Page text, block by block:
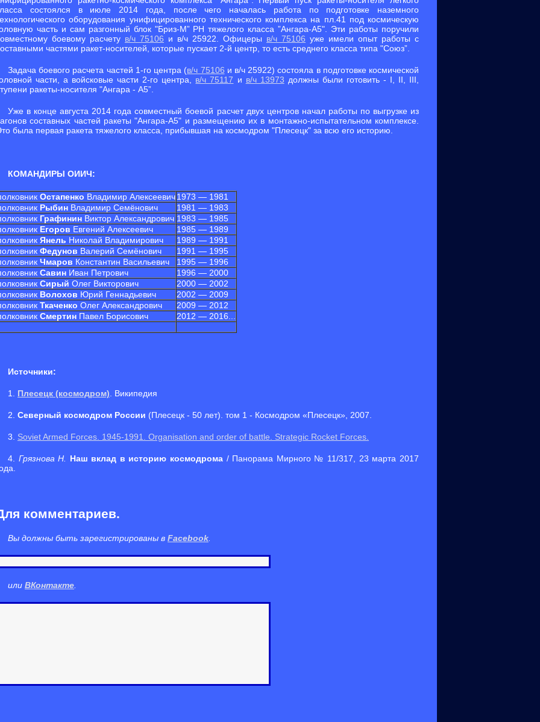
состоялся в июле 2014 года, после чего началась работа по подготовке наземного
оборудования унифицированного технического комплекса на пл.41 под космическую
часть и сам разгонный блок "Бриз-М” РН тяжелого класса ”Ангара-А5". Эти работы поручили
боевому расчету в/ч 75106 и в/ч 25922. Офицеры в/ч 75106 уже имели опыт работы с
частями ракет-носителей, которые пускает 2-й центр, то есть среднего класса типа "Союз”.
Задача боевого расчета частей 1-го центра (в/ч 75106 и в/ч 25922) состояла в подготовке космической
части, а войсковые части 2-го центра, в/ч 75117 и в/ч 13973 должны были готовить - I, II, III,
ракеты-носителя "Ангара - А5”.
Уже в конце августа 2014 года совместный боевой расчет двух центров начал работы по выгрузке из
составных частей ракеты "Ангара-А5" и размещению их в монтажно-испытательном комплексе.
была первая ракета тяжелого класса, прибывшая на космодром "Плесецк" за всю его историю.
КОМАНДИРЫ ОИИЧ:
Остапенко Владимир Алексеевич1973 — 1981
Рыбин Владимир Семёнович
1981 — 1983
Графинин Виктор Александрович 1983 — 1985
Егоров Евгений Алексеевич
1985 — 1989
Янель Николай Владимирович
1989 — 1991
Федунов Валерий Семёнович
1991 — 1995
Чмаров Константин Васильевич
1995 — 1996
Савин Иван Петрович
1996 — 2000
Сирый Олег Викторович
2000 — 2002
Волохов Юрий Геннадьевич
2002 — 2009
Ткаченко Олег Александрович
2009 — 2012
Смертин Павел Борисович 2012 — 2016...
Источники:
1. Плесецк (космодром) . Википедия
2. Северный космодром России (Плесецк - 50 лет). том 1 - Космодром «Плесецк», 2007.
3. Soviet Armed Forces. 1945-1991. Organisation and order of battle. Strategic Rocket Forces.
4. Грязнова Н. Наш вклад в историю космодрома/ Панорама Мирного № 11/317, 23 марта 2017
комментариев.
Вы должны быть зарегистрированы в Facebook
или ВКонтакте